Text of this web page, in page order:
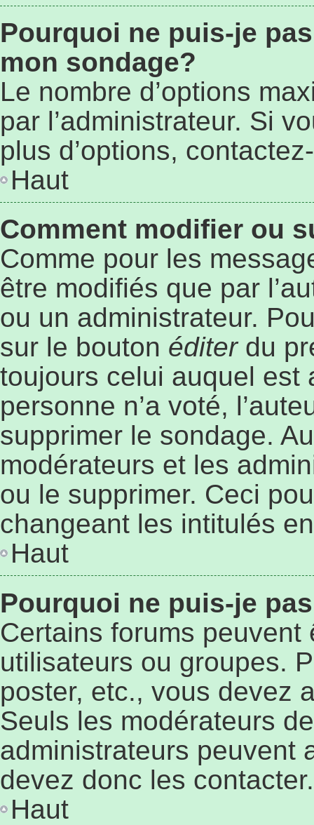
Pourquoi ne puis-je
mon sondage?
Le nombre d’options
par l’administrateur. Si
plus d’options,
Haut
Comment modifier ou
Comme pour les
être modifiés que par
ou un administrateur.
sur le bouton éditerdu
toujours celui auquel est
personne n’a voté,
supprimer le sondage.
modérateurs et les
ou le supprimer. Ceci
changeant les intitulés
Haut
Pourquoi ne puis-je
Certains forums
utilisateurs ou groupes.
poster, etc., vous devez
Seuls les modérateurs
administrateurs peuvent
devez donc les contacter.
Haut